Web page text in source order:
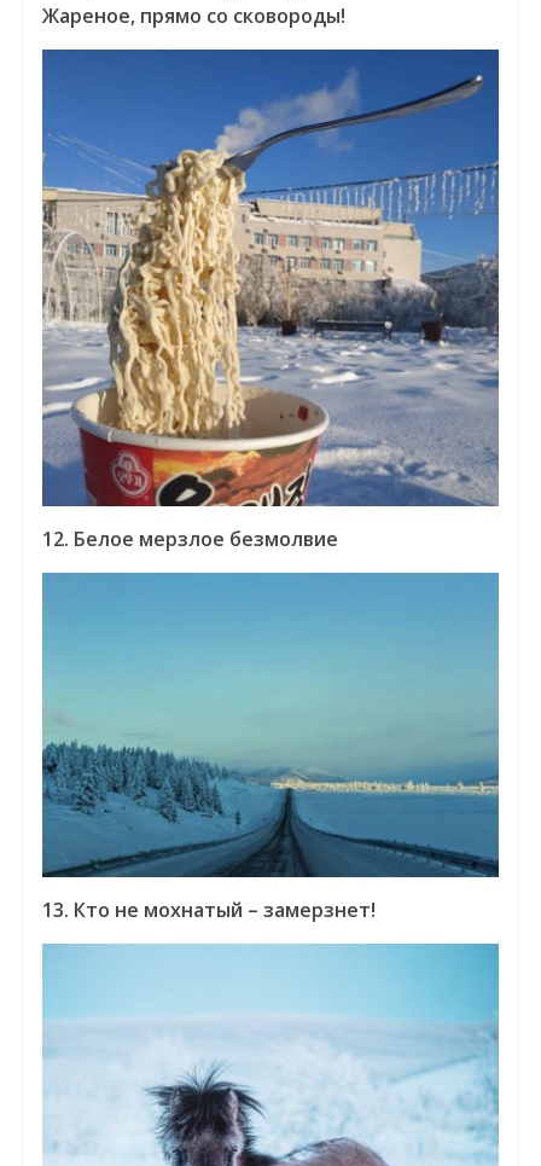
Жареное, прямо со сковороды!
12. Белое мерзлое безмолвие
13. Кто не мохнатый – замерзнет!